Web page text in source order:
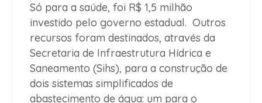
Só para a saúde, foi R$ 1,5 milhão
investido pelo governo estadual. Outros
recursos foram destinados, através da
Secretaria de Infraestrutura Hídrica e
Saneamento (Sihs), para a construção de
dois sistemas simplificados de
abastecimento de água: um para o